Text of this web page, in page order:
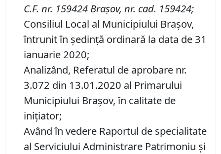
C.F. nr. 159424 Brașov, nr. cad. 159424;
Consiliul Local al Municipiului Brașov,
întrunit în ședință ordinară la data de 31
ianuarie 2020;
Analizând, Referatul de aprobare nr.
3.072 din 13.01.2020 al Primarului
Municipiului Brașov, în calitate de
inițiator;
Având în vedere Raportul de specialitate
al Serviciului Administrare Patrimoniu şi